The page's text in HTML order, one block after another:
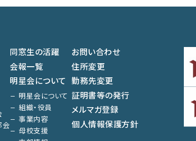
会
同窓生の活躍
会報一覧
明星会について
明星会について
組織・役員
事業内容
母校支援
お問い合わせ
住所変更
勤務先変更
証明書等の発行
メルマガ登録
個人情報保護方針